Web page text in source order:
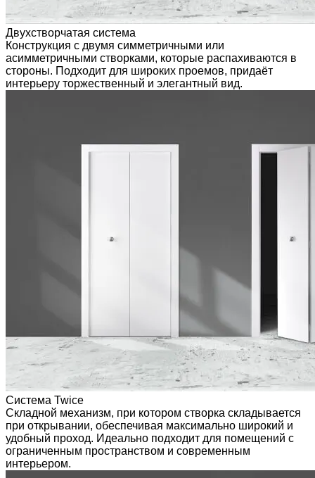
Двухстворчатая система
Конструкция с двумя симметричными или
асимметричными створками, которые распахиваются в
стороны. Подходит для широких проемов, придаёт
интерьеру торжественный и элегантный вид.
Система Twice
Складной механизм, при котором створка складывается
при открывании, обеспечивая максимально широкий и
удобный проход. Идеально подходит для помещений с
ограниченным пространством и современным
интерьером.